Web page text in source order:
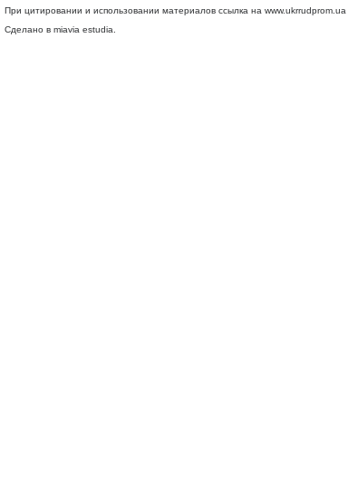
При цитировании и использовании материалов ссылка на www.ukrrudprom.ua
Сделано в miavia estudia.